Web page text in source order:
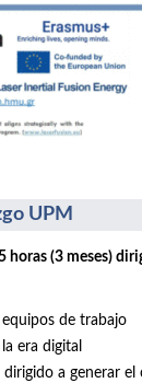
UPM
horas (3 meses)
equipos de trabajo
era digital
a generar